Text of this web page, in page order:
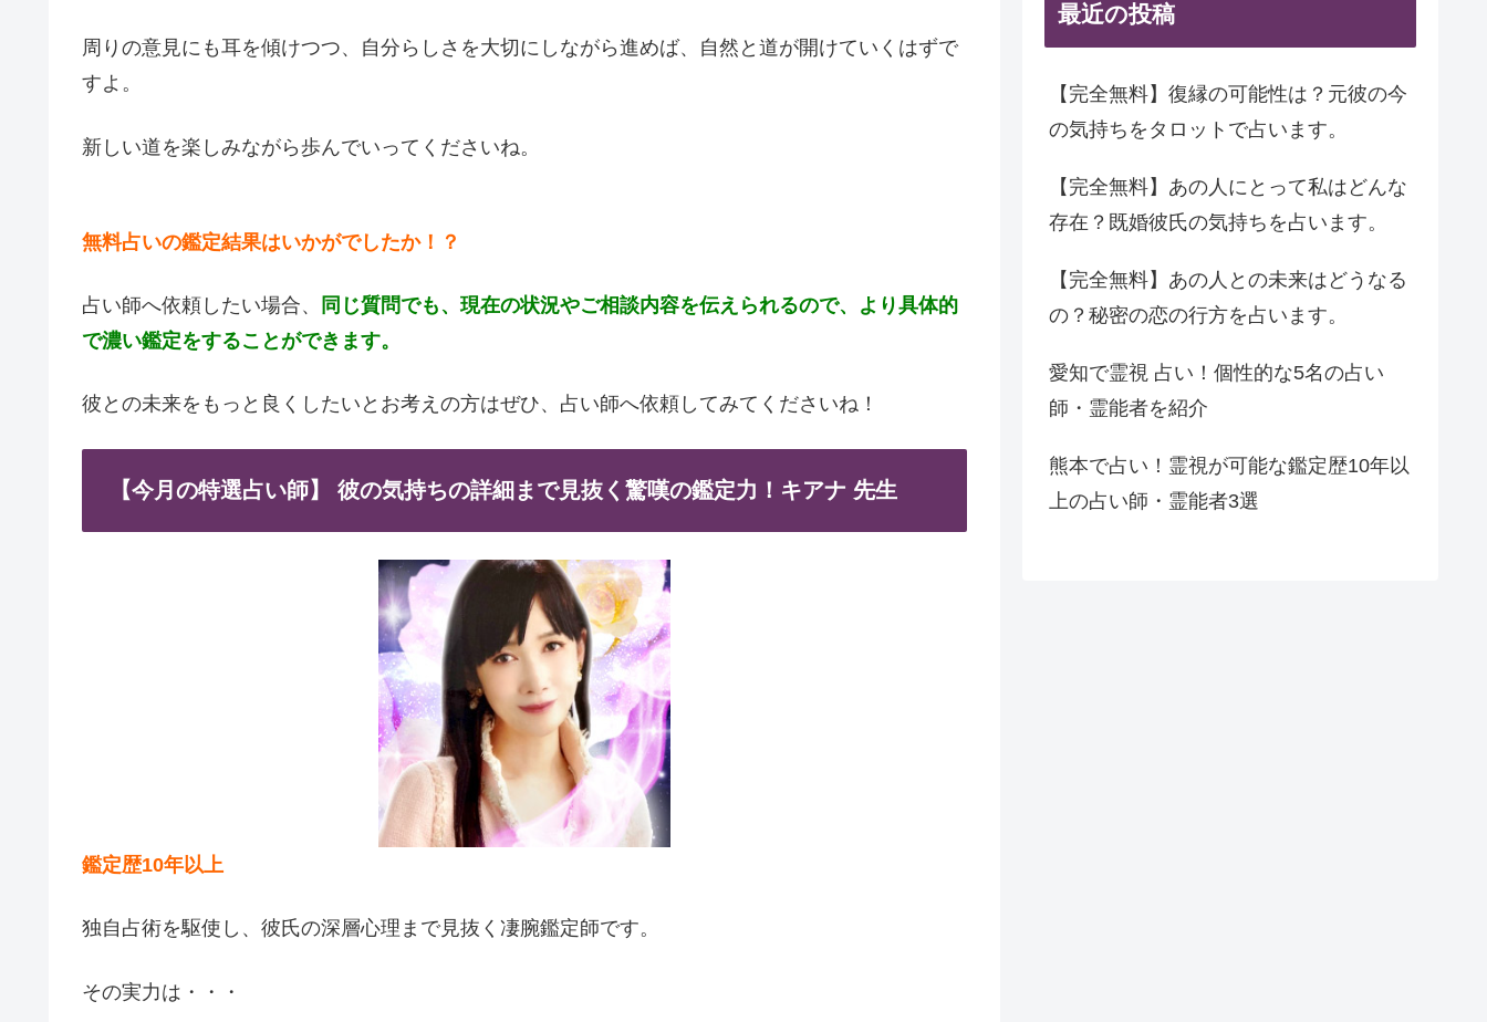
周りの意見にも耳を傾けつつ、自分らしさを大切にしながら進めば、自然と道が開けていくはずで
すよ。
新しい道を楽しみながら歩んでいってくださいね。
無料占いの鑑定結果はいかがでしたか！？
占い師へ依頼したい場合、
同じ質問でも、現在の状況やご相談内容を伝えられるので、より具体的
で濃い鑑定をすることができます。
彼との未来をもっと良くしたいとお考えの方はぜひ、占い師へ依頼してみてくださいね！
【今月の特選占い師】 彼の気持ちの詳細まで見抜く驚嘆の鑑定力！キアナ 先生
鑑定歴10年以上
独自占術を駆使し、彼氏の深層心理まで見抜く凄腕鑑定師です。
その実力は・・・
最近の投稿
【完全無料】復縁の可能性は？元彼の今
の気持ちをタロットで占います。
【完全無料】あの人にとって私はどんな
存在？既婚彼氏の気持ちを占います。
【完全無料】あの人との未来はどうなる
の？秘密の恋の行方を占います。
愛知で霊視 占い！個性的な5名の占い
師・霊能者を紹介
熊本で占い！霊視が可能な鑑定歴10年以
上の占い師・霊能者3選